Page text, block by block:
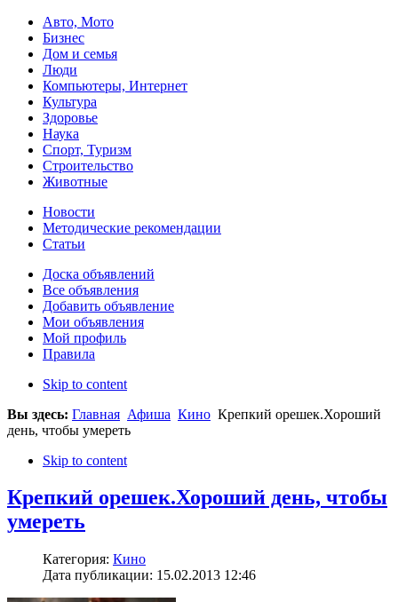
Авто, Мото
Бизнес
Дом и семья
Люди
Компьютеры, Интернет
Культура
Здоровье
Наука
Спорт, Туризм
Строительство
Животные
Новости
Методические рекомендации
Статьи
Доска объявлений
Все объявления
Добавить объявление
Мои объявления
Мой профиль
Правила
Skip to content
Вы здесь: Главная Афиша Кино Крепкий орешек.Хороший
день, чтобы умереть
Skip to content
Крепкий орешек.Хороший день, чтобы
умереть
Категория: Кино
Дата публикации: 15.02.2013 12:46